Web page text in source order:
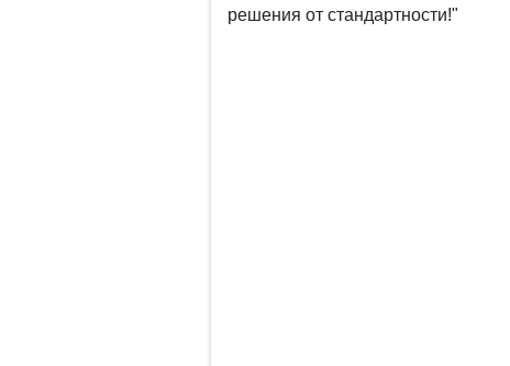
решения от стандартности!"